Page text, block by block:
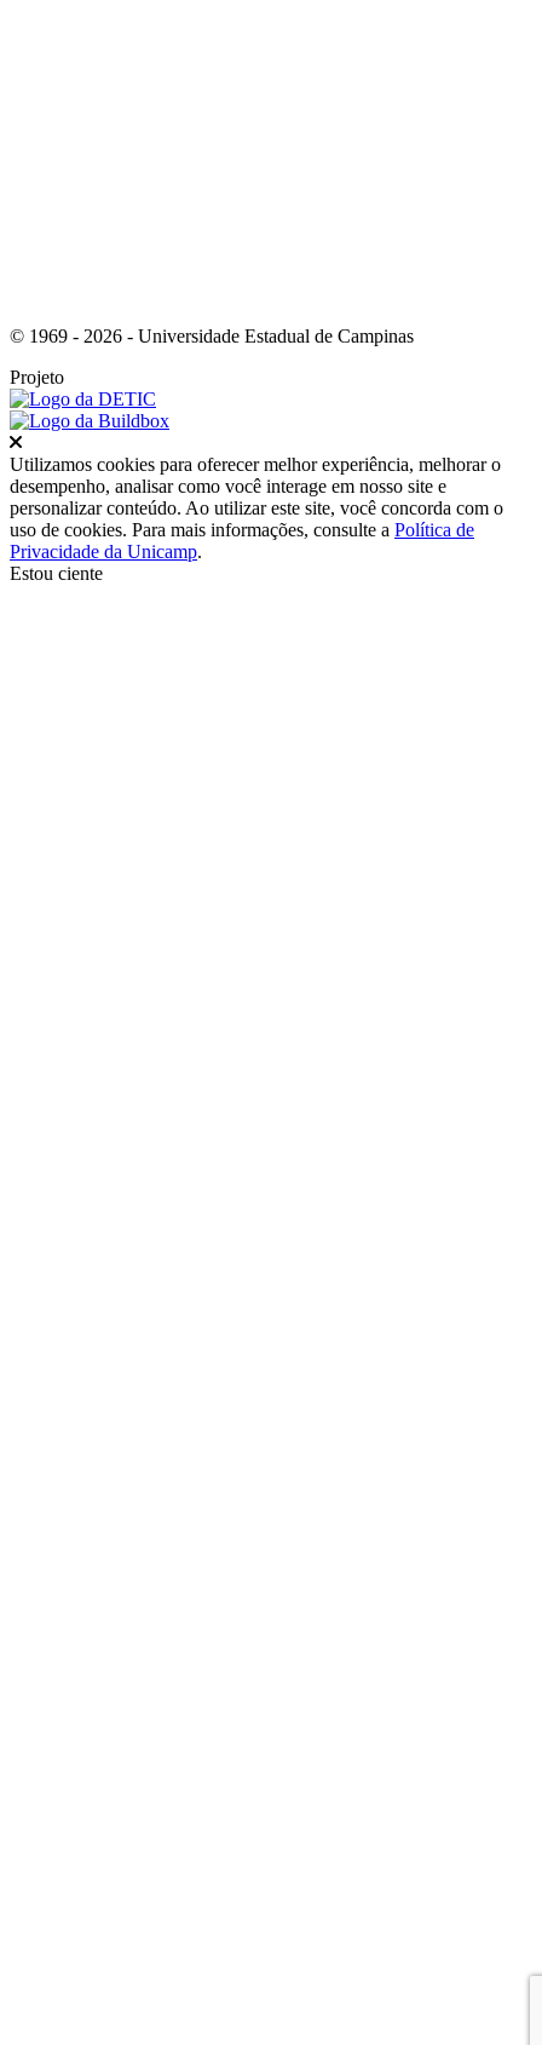
© 1969 - 2026 - Universidade Estadual de Campinas
Projeto
Fechar
Utilizamos cookies para oferecer melhor experiência, melhorar o
desempenho, analisar como você interage em nosso site e
personalizar conteúdo. Ao utilizar este site, você concorda com o
uso de cookies. Para mais informações, consulte a Política de
Privacidade da Unicamp.
Estou ciente